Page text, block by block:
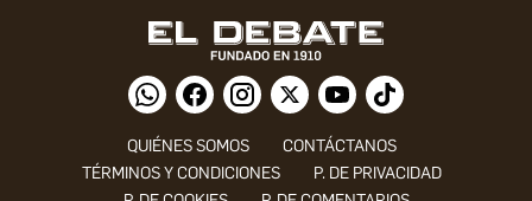
QUIÉNES SOMOS
CONTÁCTANOS
TÉRMINOS Y CONDICIONES
P. DE PRIVACIDAD